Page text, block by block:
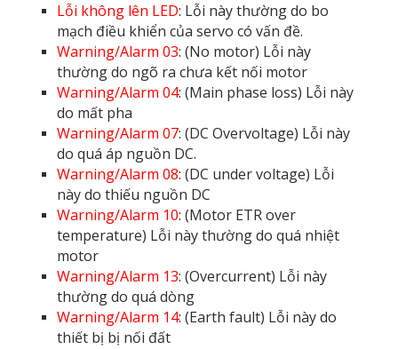
Lỗi không lên LED: Lỗi này thường do bo
mạch điều khiển của servo có vấn đề.
Warning/Alarm 03: (No motor) Lỗi này
thường do ngõ ra chưa kết nối motor
Warning/Alarm 04: (Main phase loss) Lỗi này
do mất pha
Warning/Alarm 07: (DC Overvoltage) Lỗi này
do quá áp nguồn DC.
Warning/Alarm 08: (DC under voltage) Lỗi
này do thiếu nguồn DC
Warning/Alarm 10: (Motor ETR over
temperature) Lỗi này thường do quá nhiệt
motor
Warning/Alarm 13: (Overcurrent) Lỗi này
thường do quá dòng
Warning/Alarm 14: (Earth fault) Lỗi này do
thiết bị bị nối đất